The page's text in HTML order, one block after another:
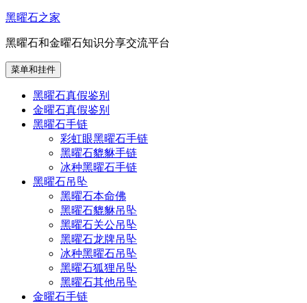
跳
内
容
黑曜石之家
黑曜石和金曜石知识分享交流平台
菜单和挂件
黑曜石真假鉴别
金曜石真假鉴别
黑曜石手链
彩虹眼黑曜石手链
黑曜石貔貅手链
冰种黑曜石手链
黑曜石吊坠
黑曜石本命佛
黑曜石貔貅吊坠
黑曜石关公吊坠
黑曜石龙牌吊坠
冰种黑曜石吊坠
黑曜石狐狸吊坠
黑曜石其他吊坠
金曜石手链